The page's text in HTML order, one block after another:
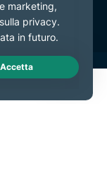
Live Chat